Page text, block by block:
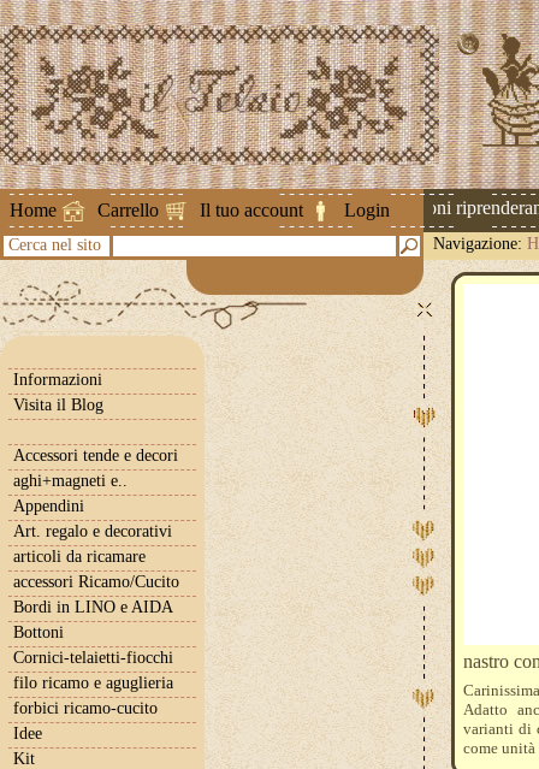
Home Carrello Il tuo account Login
Attenzione ! Le spedizioni
Cerca nel sito Navigazione:
Informazioni
Visita il Blog
Accessori tende e decori
aghi+magneti e..
Appendini
Art. regalo e decorativi
articoli da ricamare
accessori Ricamo/Cucito
Bordi in LINO e AIDA
Bottoni
Cornici-telaietti-fiocchi
filo ricamo e aguglieria
forbici ricamo-cucito
Idee
Kit
nastro
Adatto
varianti di
come